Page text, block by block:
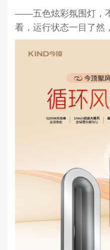
——五色炫彩氛围灯，
看，运行状态一目了然